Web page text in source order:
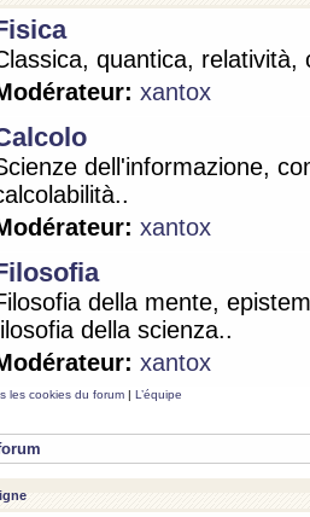
quantica, relatività,
xantox
dell'informazione,
xantox
della mente,
della scienza..
xantox
les cookies du forum | L’équipe